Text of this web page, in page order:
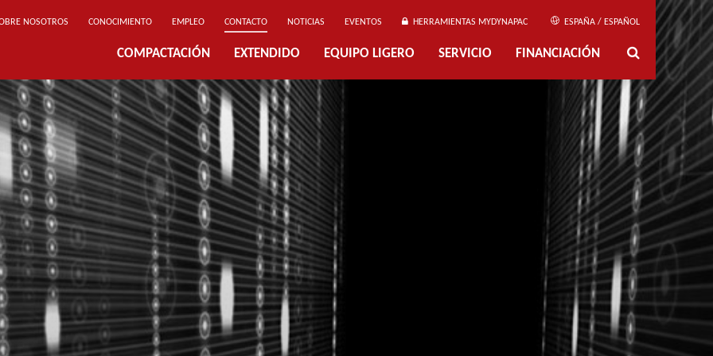
NOSOTROS CONOCIMIENTO EMPLEO CONTACTO NOTICIAS EVENTOS HERRAMIENTAS MYDYNAPAC ESPAÑA / ESPAÑOL
COMPACTACIÓN EXTENDIDO EQUIPO LIGERO SERVICIO FINANCIACIÓN